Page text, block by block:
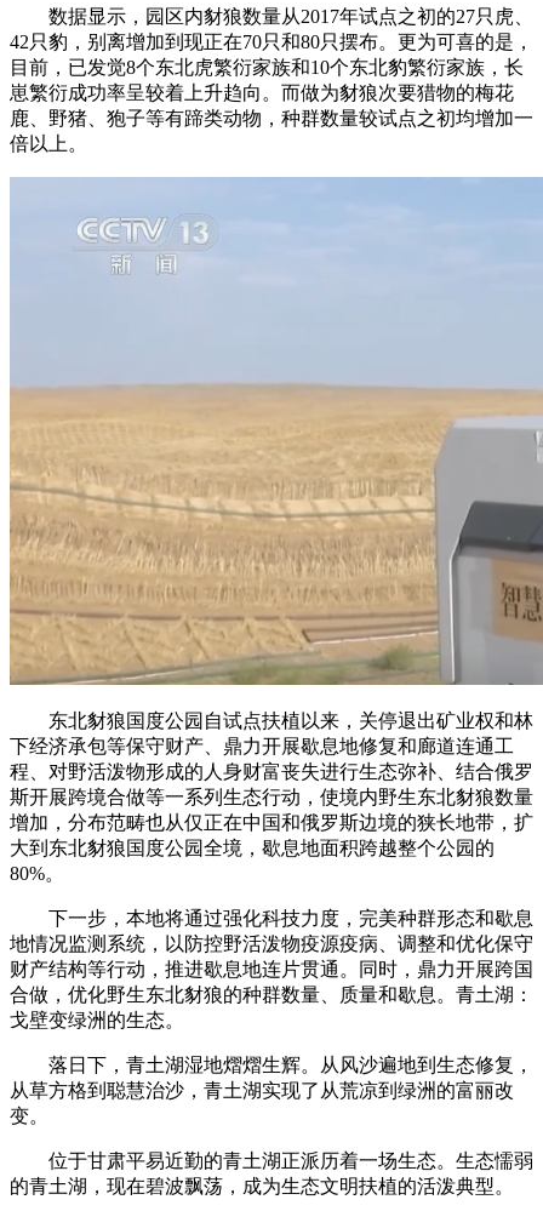
数据显示，园区内豺狼数量从2017年试点之初的27只虎、
42只豹，别离增加到现正在70只和80只摆布。更为可喜的是，
目前，已发觉8个东北虎繁衍家族和10个东北豹繁衍家族，长
崽繁衍成功率呈较着上升趋向。而做为豺狼次要猎物的梅花
鹿、野猪、狍子等有蹄类动物，种群数量较试点之初均增加一
倍以上。
东北豺狼国度公园自试点扶植以来，关停退出矿业权和林
下经济承包等保守财产、鼎力开展歇息地修复和廊道连通工
程、对野活泼物形成的人身财富丧失进行生态弥补、结合俄罗
斯开展跨境合做等一系列生态行动，使境内野生东北豺狼数量
增加，分布范畴也从仅正在中国和俄罗斯边境的狭长地带，扩
大到东北豺狼国度公园全境，歇息地面积跨越整个公园的
80%。
下一步，本地将通过强化科技力度，完美种群形态和歇息
地情况监测系统，以防控野活泼物疫源疫病、调整和优化保守
财产结构等行动，推进歇息地连片贯通。同时，鼎力开展跨国
合做，优化野生东北豺狼的种群数量、质量和歇息。青土湖：
戈壁变绿洲的生态。
落日下，青土湖湿地熠熠生辉。从风沙遍地到生态修复，
从草方格到聪慧治沙，青土湖实现了从荒凉到绿洲的富丽改
变。
位于甘肃平易近勤的青土湖正派历着一场生态。生态懦弱
的青土湖，现在碧波飘荡，成为生态文明扶植的活泼典型。